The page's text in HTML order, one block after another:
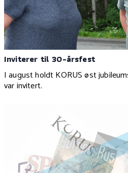
Inviterer til 30-årsfest
I august holdt KORUS øst
var invitert.